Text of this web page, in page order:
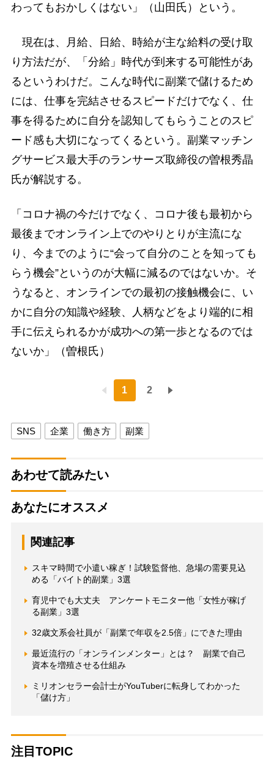
わってもおかしくはない」（山田氏）という。
現在は、月給、日給、時給が主な給料の受け取
り方法だが、「分給」時代が到来する可能性があ
るというわけだ。こんな時代に副業で儲けるため
には、仕事を完結させるスピードだけでなく、仕
事を得るために自分を認知してもらうことのスピ
ード感も大切になってくるという。副業マッチン
グサービス最大手のランサーズ取締役の曽根秀晶
氏が解説する。
「コロナ禍の今だけでなく、コロナ後も最初から
最後までオンライン上でのやりとりが主流にな
り、今までのように“会って自分のことを知っても
らう機会”というのが大幅に減るのではないか。そ
うなると、オンラインでの最初の接触機会に、い
かに自分の知識や経験、人柄などをより端的に相
手に伝えられるかが成功への第一歩となるのでは
ないか」（曽根氏）
1 2
SNS 企業 働き方 副業
あわせて読みたい
あなたにオススメ
関連記事
スキマ時間で小遣い稼ぎ！試験監督他、急場の需要見込
める「バイト的副業」3選
育児中でも大丈夫 アンケートモニター他「女性が稼げ
る副業」3選
32歳文系会社員が「副業で年収を2.5倍」にできた理由
最近流行の「オンラインメンター」とは？ 副業で自己
資本を増殖させる仕組み
ミリオンセラー会計士がYouTuberに転身してわかった
「儲け方」
注目TOPIC